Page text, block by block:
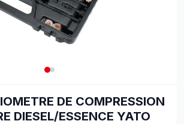
DE COMPRESSION
DIESEL/ESSENCE YATO